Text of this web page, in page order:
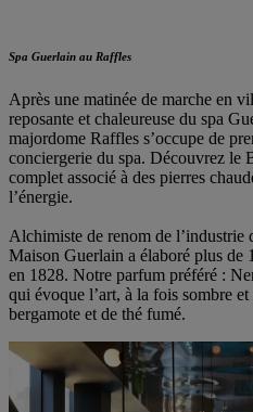
Spa Guerlain au Raffles
Après une matinée de marche en
reposante et chaleureuse du spa
majordome Raffles s’occupe de
conciergerie du spa. Découvrez le
complet associé à des pierres
l’énergie.
Alchimiste de renom de l’industrie
Maison Guerlain a élaboré plus de
en 1828. Notre parfum préféré :
qui évoque l’art, à la fois sombre
bergamote et de thé fumé.